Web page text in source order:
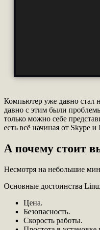
Компьютер уже давно стал
давно с этим были
только можно себе
есть всё начиная от Skype
А почему стоит
Несмотря на небольшие
Основные достоинства
Цена.
Безопасность.
Скорость работы.